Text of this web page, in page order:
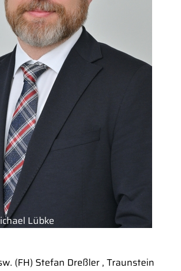
Lübke
(FH) Stefan Dreßler , Traunstein